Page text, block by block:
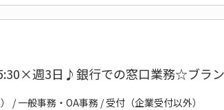
週3日♪銀行での窓口業務☆ブラン
/ 一般事務・OA事務 / 受付（企業受付以外）